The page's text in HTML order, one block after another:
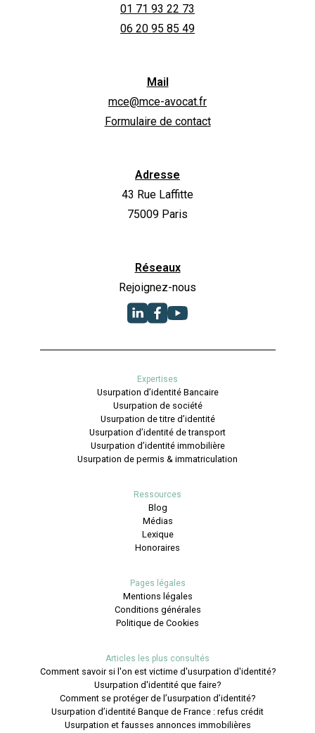
01 71 93 22 73
06 20 95 85 49
Mail
mce@mce-avocat.fr
Formulaire de contact
Adresse
43 Rue Laffitte
75009 Paris
Réseaux
Rejoignez-nous
Expertises
Usurpation d’identité Bancaire
Usurpation de société
Usurpation de titre d’identité
Usurpation d’identité de transport
Usurpation d’identité immobilière
Usurpation de permis & immatriculation
Ressources
Blog
Médias
Lexique
Honoraires
Pages légales
Mentions légales
Conditions générales
Politique de Cookies
Articles les plus consultés
Comment savoir si l'on est victime d'usurpation d'identité?
Usurpation d'identité que faire?
Comment se protéger de l’usurpation d’identité?
Usurpation d’identité Banque de France : refus crédit
Usurpation et fausses annonces immobilières